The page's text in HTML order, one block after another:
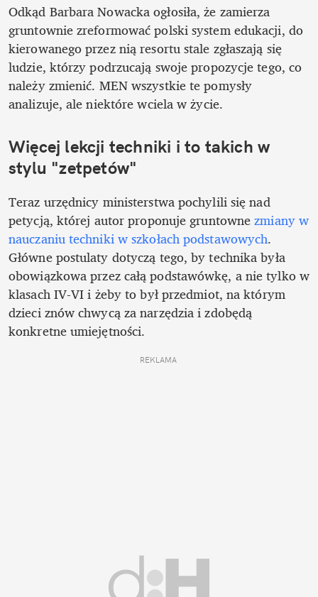
Odkąd Barbara Nowacka ogłosiła, że zamierza
gruntownie zreformować polski system edukacji, do
kierowanego przez nią resortu stale zgłaszają się
ludzie, którzy podrzucają swoje propozycje tego, co
należy zmienić. MEN wszystkie te pomysły
analizuje, ale niektóre wciela w życie.
Więcej lekcji techniki i to takich w
stylu "zetpetów"
Teraz urzędnicy ministerstwa pochylili się nad
petycją, której autor proponuje gruntowne zmiany w
nauczaniu techniki w szkołach podstawowych.
Główne postulaty dotyczą tego, by technika była
obowiązkowa przez całą podstawówkę, a nie tylko w
klasach IV-VI i żeby to był przedmiot, na którym
dzieci znów chwycą za narzędzia i zdobędą
konkretne umiejętności.
REKLAMA